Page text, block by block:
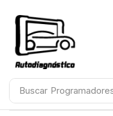
Buscar